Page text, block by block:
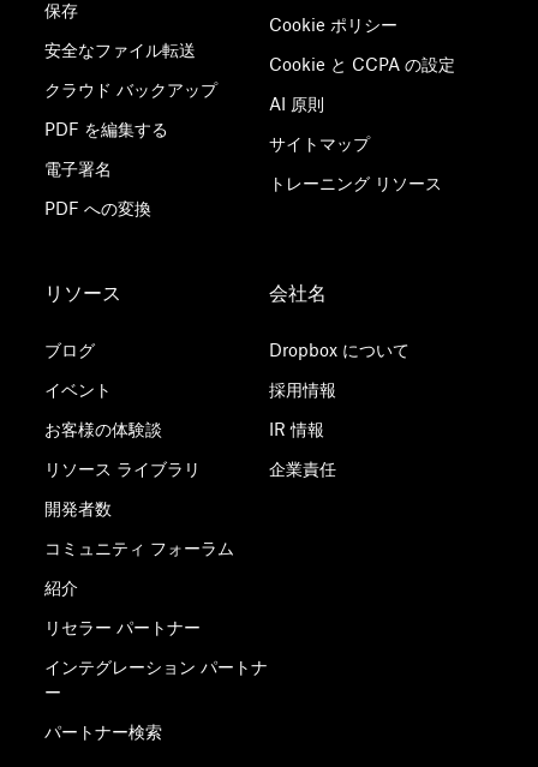
保存
安全なファイル転送
クラウド バックアップ
PDF を編集する
電子署名
PDF への変換
Cookie ポリシー
Cookie と CCPA の設定
AI 原則
サイトマップ
トレーニング リソース
リソース
ブログ
イベント
お客様の体験談
リソース ライブラリ
開発者数
コミュニティ フォーラム
紹介
リセラー パートナー
インテグレーション パートナ
ー
パートナー検索
会社名
Dropbox について
採用情報
IR 情報
企業責任